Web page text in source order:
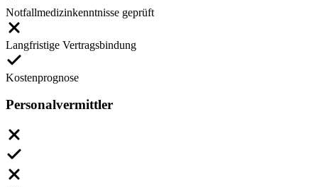
Notfallmedizinkenntnisse geprüft
Langfristige Vertragsbindung
Kostenprognose
Personalvermittler